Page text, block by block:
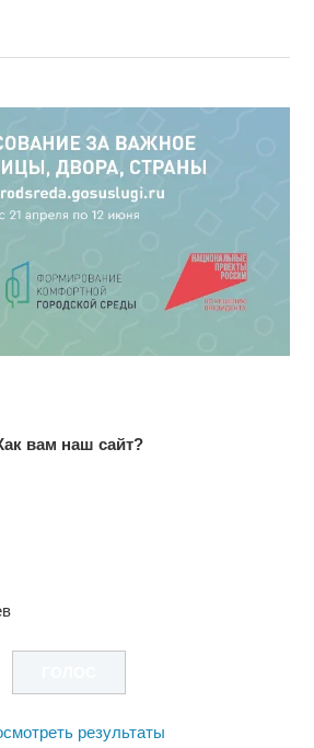
вам наш сайт?
результаты